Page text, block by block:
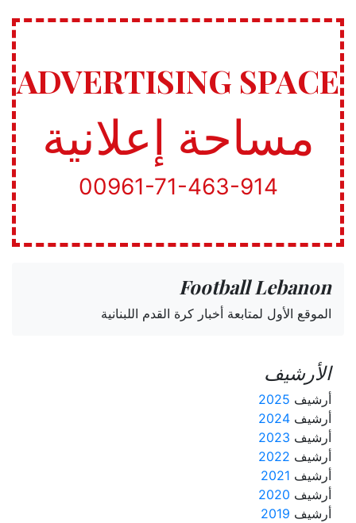
ADVERTISING SPACE
مساحة إعلانية
00961-71-463-914
Football Lebanon
الموقع الأول لمتابعة أخبار كرة القدم اللبنانية
الأرشيف
أرشيف 2025
أرشيف 2024
أرشيف 2023
أرشيف 2022
أرشيف 2021
أرشيف 2020
أرشيف 2019